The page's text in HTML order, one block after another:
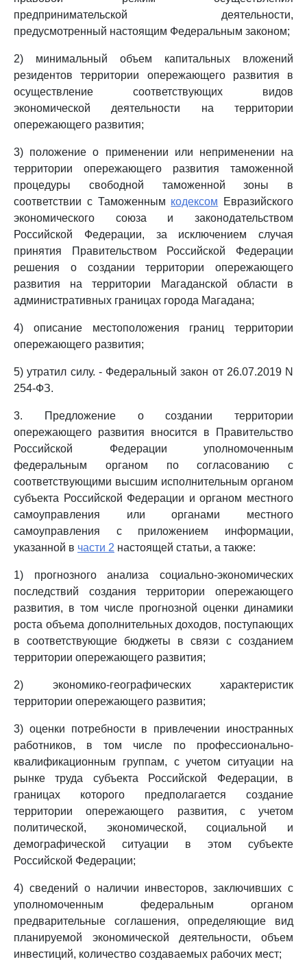
предпринимательской деятельности,
предусмотренный настоящим Федеральным законом;
2) минимальный объем капитальных вложений
резидентов территории опережающего развития в
осуществление соответствующих видов
экономической деятельности на территории
опережающего развития;
3) положение о применении или неприменении на
территории опережающего развития таможенной
процедуры свободной таможенной зоны в
соответствии с Таможенным кодексом Евразийского
экономического союза и законодательством
Российской Федерации, за исключением случая
принятия Правительством Российской Федерации
решения о создании территории опережающего
развития на территории Магаданской области в
административных границах города Магадана;
4) описание местоположения границ территории
опережающего развития;
5) утратил силу. - Федеральный закон от 26.07.2019 N
254-ФЗ.
3. Предложение о создании территории
опережающего развития вносится в Правительство
Российской Федерации уполномоченным
федеральным органом по согласованию с
соответствующими высшим исполнительным органом
субъекта Российской Федерации и органом местного
самоуправления или органами местного
самоуправления с приложением информации,
указанной в части 2 настоящей статьи, а также:
1) прогнозного анализа социально-экономических
последствий создания территории опережающего
развития, в том числе прогнозной оценки динамики
роста объема дополнительных доходов, поступающих
в соответствующие бюджеты в связи с созданием
территории опережающего развития;
2) экономико-географических характеристик
территории опережающего развития;
3) оценки потребности в привлечении иностранных
работников, в том числе по профессионально-
квалификационным группам, с учетом ситуации на
рынке труда субъекта Российской Федерации, в
границах которого предполагается создание
территории опережающего развития, с учетом
политической, экономической, социальной и
демографической ситуации в этом субъекте
Российской Федерации;
4) сведений о наличии инвесторов, заключивших с
уполномоченным федеральным органом
предварительные соглашения, определяющие вид
планируемой экономической деятельности, объем
инвестиций, количество создаваемых рабочих мест;